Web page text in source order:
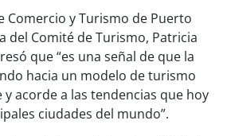
Comercio y Turismo de Puerto
del Comité de Turismo, Patricia
que “es una señal de que la
hacia un modelo de turismo
acorde a las tendencias que hoy
ciudades del mundo”.